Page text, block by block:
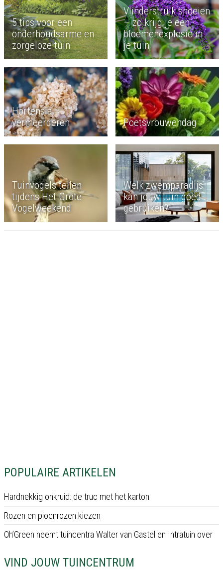
POPULAIRE ARTIKELEN
Hardnekkig onkruid: de truc met het karton
Rozen en pioenrozen kiezen
Oh’Green neemt tuincentra Walter van Gastel en Intratuin over
VIND JOUW TUINCENTRUM
5 tips voor een
onderhoudsarme en
zorgeloze tuin
Vlinderstruik snoeien
– zo krijg je een
bloemenexplosie in
je tuin
Hortensia
vermeerderen
Poetsvrouwendag
Tuinvogels tellen
tijdens Het Grote
Vogelweekend
Welk zwemparadijs
kan jouw tuin goed
gebruiken?